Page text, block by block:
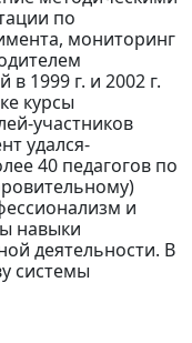
по
мониторинг
1999 г. и 2002 г.
курсы
участников
удался-
40 педагогов по
и
навыки
деятельности. В
системы